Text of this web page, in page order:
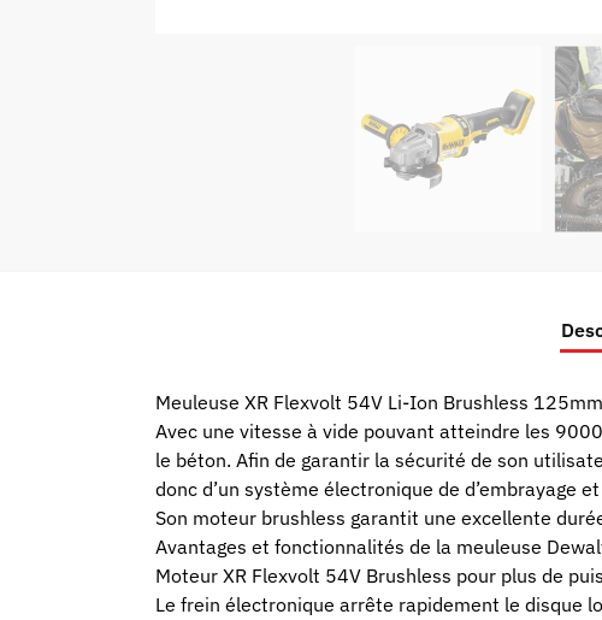
Meuleuse XR Flexvolt 54V Li-Ion Brushless
Avec une vitesse à vide pouvant atteindre les
le béton. Afin de garantir la sécurité de son
donc d’un système électronique de d’embrayage
Son moteur brushless garantit une excellente
Avantages et fonctionnalités de la meuleuse
Moteur XR Flexvolt 54V Brushless pour plus de
Le frein électronique arrête rapidement le disque